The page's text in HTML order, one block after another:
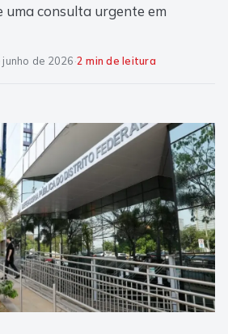
uma consulta urgente em
junho de 2026·2 min de leitura